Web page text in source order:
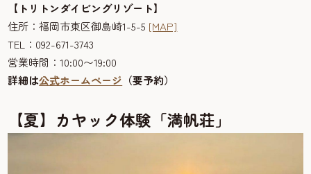
【トリトンダイビングリゾート】
住所：福岡市東区御島崎1-5-5 [MAP]
TEL：092-671-3743
営業時間：10:00〜19:00
詳細は公式ホームページ （要予約）
【夏】カヤック体験「満帆荘」